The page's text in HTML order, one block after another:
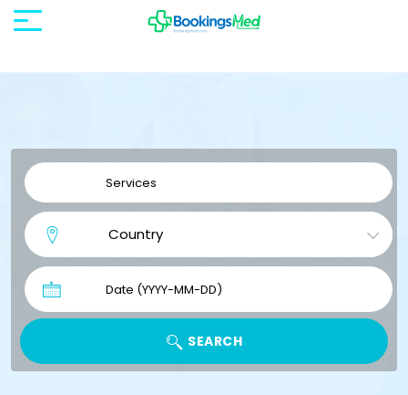
SEARCH